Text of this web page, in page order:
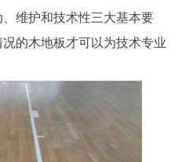
维护和技术性三大基本要
的木地板才可以为技术专业